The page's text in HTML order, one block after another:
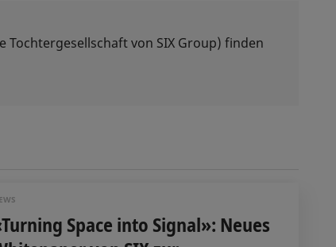
von SIX Group) finden
Space into Signal»: Neues